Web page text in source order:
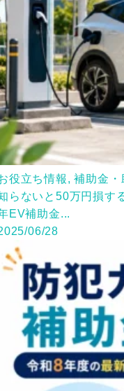
役立ち情報, 補助金・
らないと50万円損す
EV補助金...
06/28